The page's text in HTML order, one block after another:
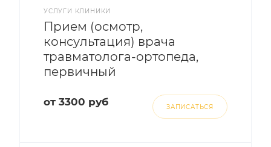
УСЛУГИ КЛИНИКИ
Прием (осмотр,
консультация) врача
травматолога-ортопеда,
первичный
от 3300 руб ЗАПИСАТЬСЯ